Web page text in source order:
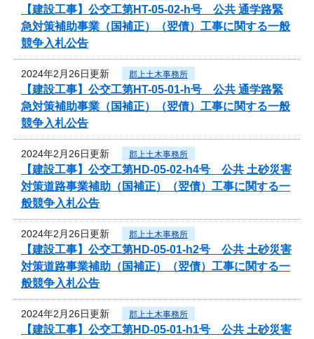
【建設工事】公交工第HT-05-02-h号 公共 通学路緊
急対策補助事業（国補正）（翌債）工事に関する一般
競争入札公告
2024年2月26日更新 郡上土木事務所
【建設工事】公交工第HT-05-01-h号 公共 通学路緊
急対策補助事業（国補正）（翌債）工事に関する一般
競争入札公告
2024年2月26日更新 郡上土木事務所
【建設工事】公交工第HD-05-02-h4号 公共 土砂災害
対策道路事業補助（国補正）（翌債）工事に関する一
般競争入札公告
2024年2月26日更新 郡上土木事務所
【建設工事】公交工第HD-05-01-h2号 公共 土砂災害
対策道路事業補助（国補正）（翌債）工事に関する一
般競争入札公告
2024年2月26日更新 郡上土木事務所
【建設工事】公交工第HD-05-01-h1号 公共 土砂災害